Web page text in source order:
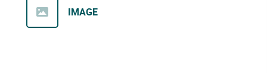
IMAGE